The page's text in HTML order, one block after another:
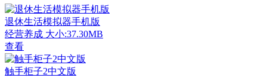
退休生活模拟器手机版
经营养成 大小:37.30MB
查看
触手柜子2中文版